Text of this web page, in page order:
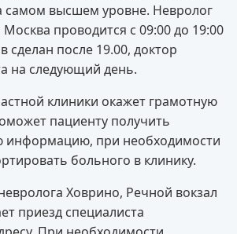
самом высшем уровне. Невролог
проводится с 09:00 до 19:00
сделан после 19.00, доктор
на следующий день.
клиники окажет грамотную
пациенту получить
при необходимости
больного в клинику.
Ховрино, Речной вокзал
приезд специалиста